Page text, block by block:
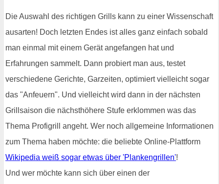
Die Auswahl des richtigen Grills kann zu einer Wissenschaft
ausarten! Doch letzten Endes ist alles ganz einfach sobald
man einmal mit einem Gerät angefangen hat und
Erfahrungen sammelt. Dann probiert man aus, testet
verschiedene Gerichte, Garzeiten, optimiert vielleicht sogar
das "Anfeuern". Und vielleicht wird dann in der nächsten
Grillsaison die nächsthöhere Stufe erklommen was das
Thema Profigrill angeht. Wer noch allgemeine Informationen
zum Thema haben möchte: die beliebte Online-Plattform
Wikipedia weiß sogar etwas über 'Plankengrillen'!
Und wer möchte kann sich über einen der